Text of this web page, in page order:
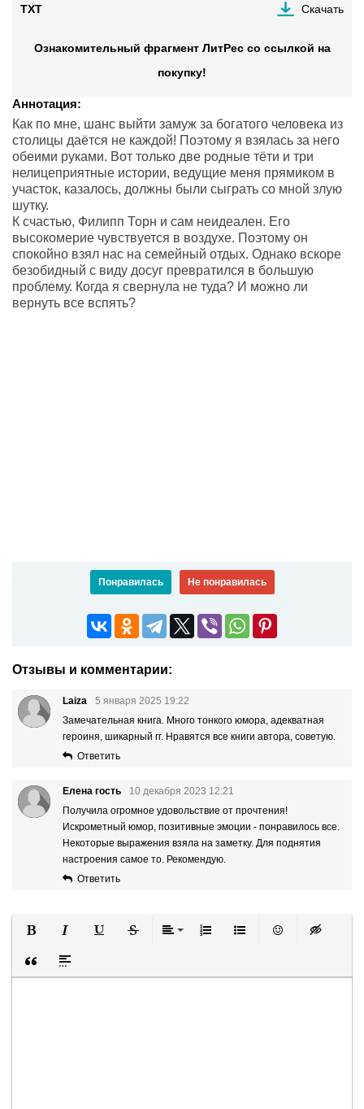
TXT Скачать
Ознакомительный фрагмент ЛитРес со ссылкой на
покупку!
Аннотация:
Как по мне, шанс выйти замуж за богатого человека из
столицы даётся не каждой! Поэтому я взялась за него
обеими руками. Вот только две родные тёти и три
нелицеприятные истории, ведущие меня прямиком в
участок, казалось, должны были сыграть со мной злую
шутку.
К счастью, Филипп Торн и сам неидеален. Его
высокомерие чувствуется в воздухе. Поэтому он
спокойно взял нас на семейный отдых. Однако вскоре
безобидный с виду досуг превратился в большую
проблему. Когда я свернула не туда? И можно ли
вернуть все вспять?
Понравилась Не понравилась
Отзывы и комментарии:
Laiza
5 января 2025 19:22
Замечательная книга. Много тонкого юмора, адекватная
героиня, шикарный гг. Нравятся все книги автора, советую.
Ответить
Елена гость
10 декабря 2023 12:21
Получила огромное удовольствие от прочтения!
Искрометный юмор, позитивные эмоции - понравилось все.
Некоторые выражения взяла на заметку. Для поднятия
настроения самое то. Рекомендую.
Ответить
Вставка цитаты
Вставка спойлера